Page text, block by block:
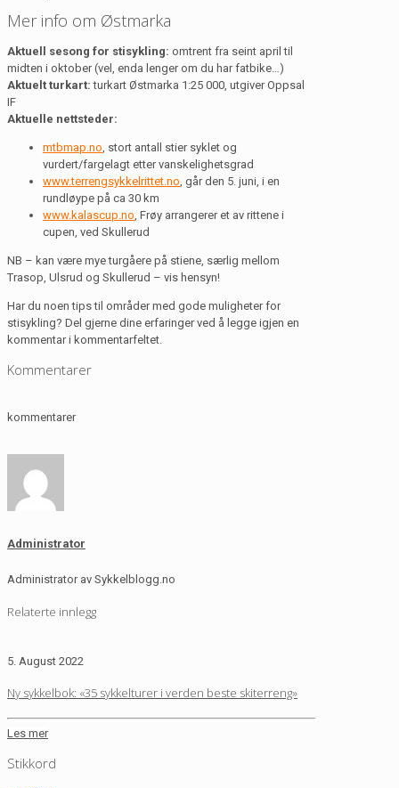
Mer info om Østmarka
Aktuell sesong for stisykling: omtrent fra seint april til
midten i oktober (vel, enda lenger om du har fatbike…)
Aktuelt turkart: turkart Østmarka 1:25 000, utgiver Oppsal
IF
Aktuelle nettsteder:
mtbmap.no , stort antall stier syklet og
vurdert/fargelagt etter vanskelighetsgrad
www.terrengsykkelrittet.no , går den 5. juni, i en
rundløype på ca 30 km
www.kalascup.no , Frøy arrangerer et av rittene i
cupen, ved Skullerud
NB – kan være mye turgåere på stiene, særlig mellom
Trasop, Ulsrud og Skullerud – vis hensyn!
Har du noen tips til områder med gode muligheter for
stisykling? Del gjerne dine erfaringer ved å legge igjen en
kommentar i kommentarfeltet.
Kommentarer
kommentarer
Administrator
Administrator av Sykkelblogg.no
Relaterte innlegg
5. August 2022
Ny sykkelbok: «35 sykkelturer i verden beste skiterreng»
Les mer
Stikkord